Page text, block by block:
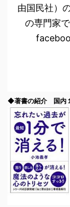
由国民社）
の専門家
◆著書の紹介 国内